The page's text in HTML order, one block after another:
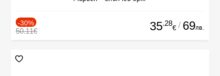
-30%
50.11€ 35.28
€ / 69лв.